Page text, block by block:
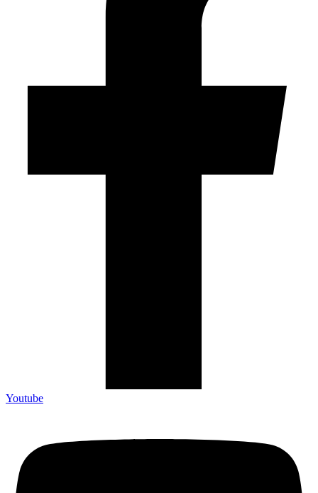
Youtube